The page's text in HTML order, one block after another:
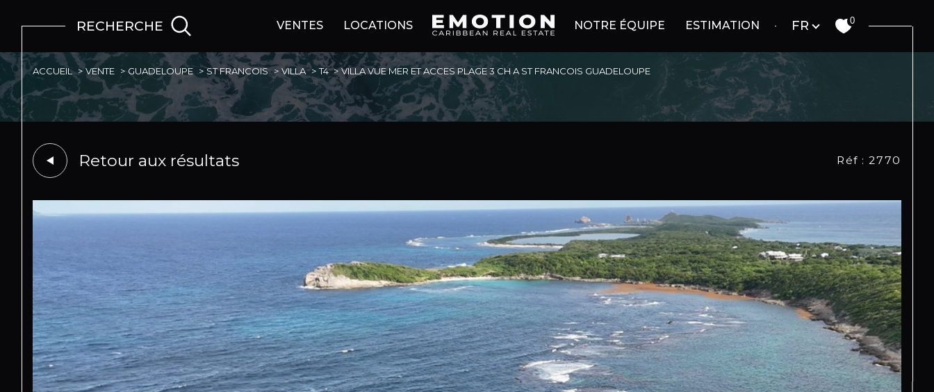
VENTES LOCATIONS NOTRE ÉQUIPE ESTIMATION
RECHERCHE Langue
FR 0
ACCUEIL VENTE GUADELOUPE ST FRANCOIS VILLA T4 VILLA VUE MER ET ACCES PLAGE 3 CH A ST FRANCOIS GUADELOUPE
Retour aux résultats Réf : 2770